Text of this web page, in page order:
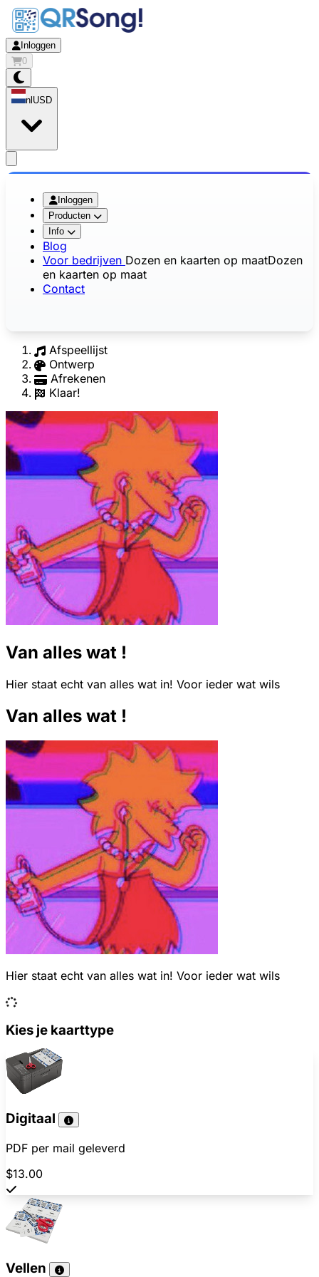
Inloggen
0
nl USD
Inloggen
Producten
Info
Blog
Voor bedrijven Dozen en kaarten op maatDozen
en kaarten op maat
Contact
Afspeellijst
Ontwerp
Afrekenen
Klaar!
Van alles wat !
Hier staat echt van alles wat in! Voor ieder wat wils
Van alles wat !
Hier staat echt van alles wat in! Voor ieder wat wils
Kies je kaarttype
Digitaal
PDF per mail geleverd
$13.00
Vellen